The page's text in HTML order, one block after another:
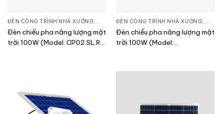
ĐÈN CÔNG TRÌNH NHÀ XƯỞNG, ĐÈN PHA LED, THIẾT BỊ CHIẾU SÁNG
Đèn chiếu pha năng lượng mặt
trời 100W (Model: CP02.SL.RF
ĐÈN CÔNG TRÌNH NHÀ XƯỞNG, ĐÈN
Đèn chiếu pha năng lượng mặt
trời 100W (Model: